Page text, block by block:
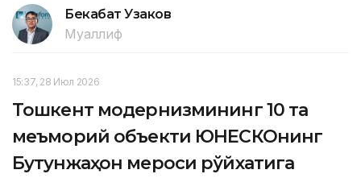
Бекабат Узаков
Муаллиф
15:37, 28 Июл 2026
Тошкент модернизмининг 10 та
меъморий объекти ЮНEСКОнинг
Бутунжаҳон мероси рўйхатига